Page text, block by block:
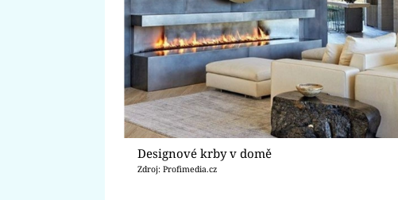
Designové krby v domě
Zdroj: Profimedia.cz